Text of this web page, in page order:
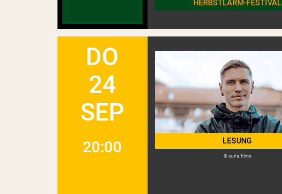
HERBSTLÄRM-FESTIVAL
DO
24
SEP
20:00 LESUNG
© suna.films